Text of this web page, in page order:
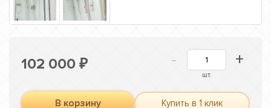
102 000 ₽ - +
шт.
В корзину Купить в 1 клик